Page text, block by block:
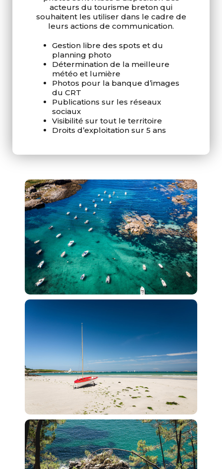
acteurs du tourisme breton qui
souhaitent les utiliser dans le cadre de
leurs actions de communication.
Gestion libre des spots et du
planning photo
Détermination de la meilleure
météo et lumière
Photos pour la banque d’images
du CRT
Publications sur les réseaux
sociaux
Visibilité sur tout le territoire
Droits d’exploitation sur 5 ans